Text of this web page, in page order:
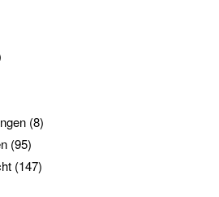
(8)
(95)
(147)